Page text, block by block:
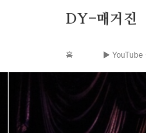
DY-매거진
홈 ▶